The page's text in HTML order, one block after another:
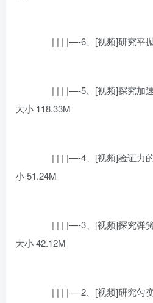
| | | |—-6、[视频]研究平抛
| | | |—-5、[视频]探究加速
大小 118.33M
| | | |—-4、[视频]验证力的
小 51.24M
| | | |—-3、[视频]探究弹簧
大小 42.12M
| | | |—-2、[视频]研究匀变